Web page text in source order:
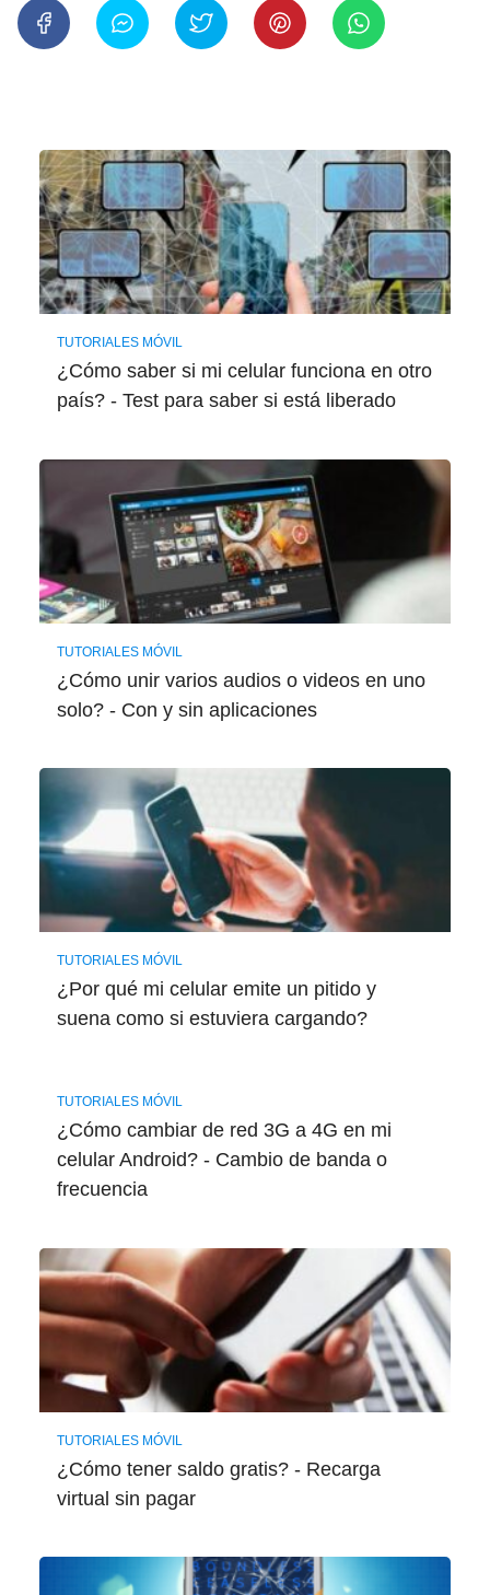
TUTORIALES MÓVIL
¿Cómo saber si mi celular funciona en otro
país? - Test para saber si está liberado
TUTORIALES MÓVIL
¿Cómo unir varios audios o videos en uno
solo? - Con y sin aplicaciones
TUTORIALES MÓVIL
¿Por qué mi celular emite un pitido y
suena como si estuviera cargando?
TUTORIALES MÓVIL
¿Cómo cambiar de red 3G a 4G en mi
celular Android? - Cambio de banda o
frecuencia
TUTORIALES MÓVIL
¿Cómo tener saldo gratis? - Recarga
virtual sin pagar